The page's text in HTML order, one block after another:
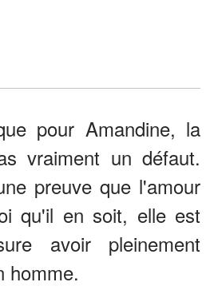
pour Amandine, la
vraiment un défaut.
preuve que l'amour
qu'il en soit, elle est
avoir pleinement
homme.